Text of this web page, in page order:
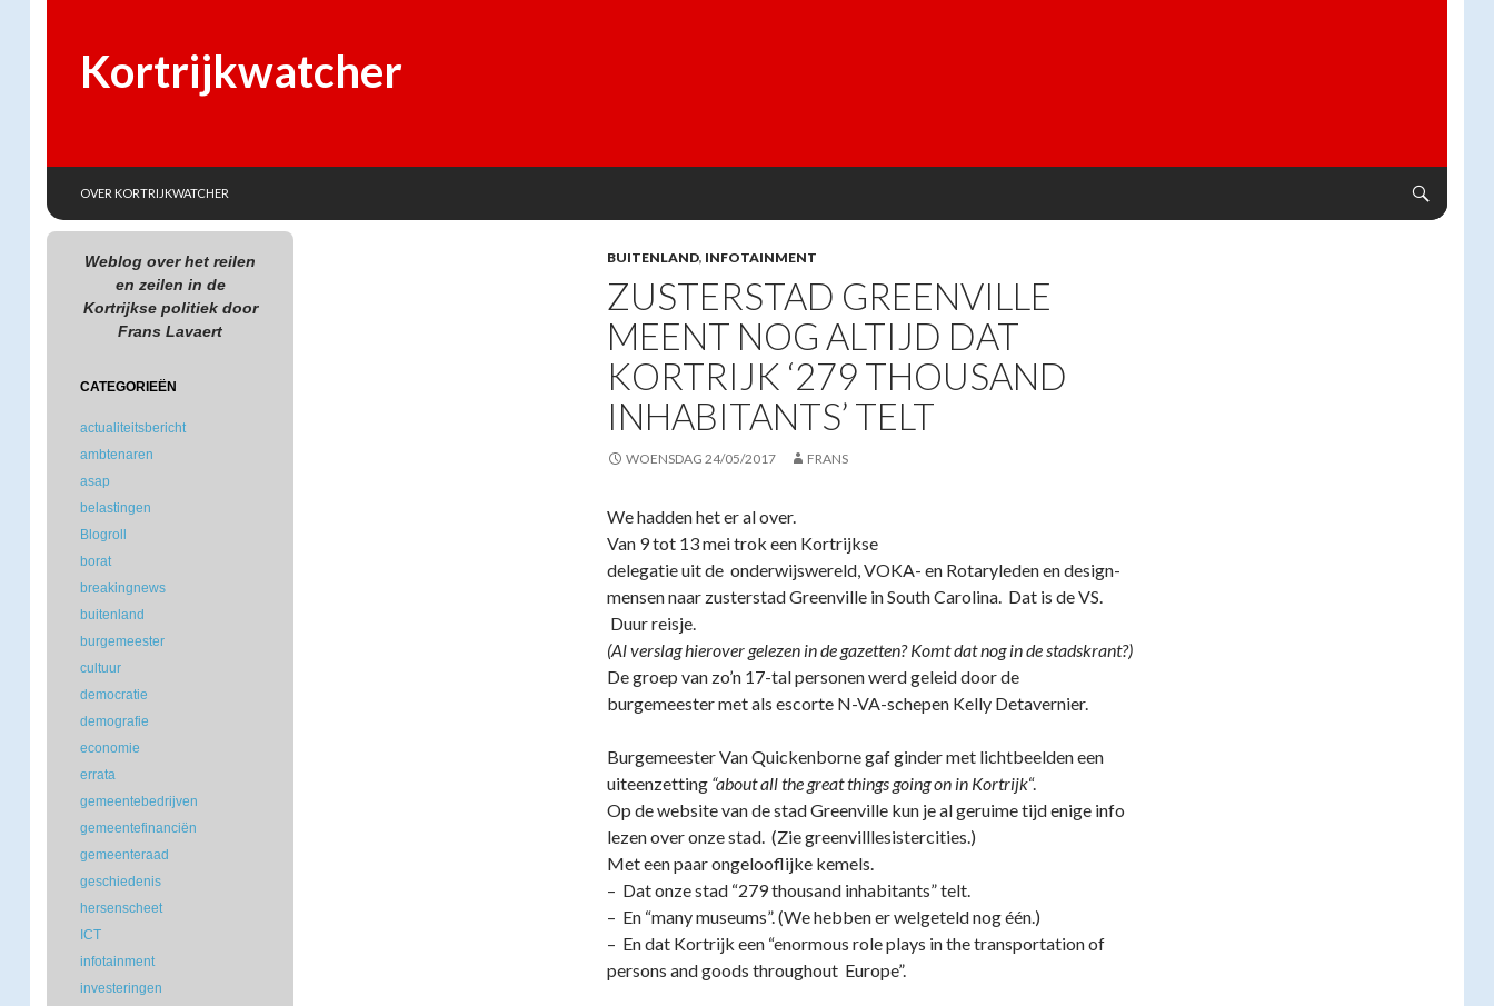
Kortrijkwatcher
OVER KORTRIJKWATCHER
BUITENLAND, INFOTAINMENT
ZUSTERSTAD GREENVILLE
MEENT NOG ALTIJD DAT
KORTRIJK ‘279 THOUSAND
INHABITANTS’ TELT
WOENSDAG 24/05/2017 FRANS
We hadden het er al over.
Van 9 tot 13 mei trok een Kortrijkse
delegatie uit de onderwijswereld, VOKA- en Rotaryleden en design-
mensen naar zusterstad Greenville in South Carolina. Dat is de VS.
Duur reisje.
(Al verslag hierover gelezen in de gazetten? Komt dat nog in de stadskrant?)
De groep van zo’n 17-tal personen werd geleid door de
burgemeester met als escorte N-VA-schepen Kelly Detavernier.
Burgemeester Van Quickenborne gaf ginder met lichtbeelden een
uiteenzetting “about all the great things going on in Kortrijk“.
Op de website van de stad Greenville kun je al geruime tijd enige info
lezen over onze stad. (Zie greenvilllesistercities.)
Met een paar ongelooflijke kemels.
– Dat onze stad “279 thousand inhabitants” telt.
– En “many museums”. (We hebben er welgeteld nog één.)
– En dat Kortrijk een “enormous role plays in the transportation of
persons and goods throughout Europe”.
Weblog over het reilen
en zeilen in de
Kortrijkse politiek door
Frans Lavaert
CATEGORIEËN
actualiteitsbericht
ambtenaren
asap
belastingen
Blogroll
borat
breakingnews
buitenland
burgemeester
cultuur
democratie
demografie
economie
errata
gemeentebedrijven
gemeentefinanciën
gemeenteraad
geschiedenis
hersenscheet
ICT
infotainment
investeringen